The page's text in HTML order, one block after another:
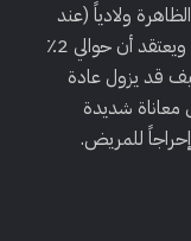
ولادياً (عند
الولادة)، ولكن يصبح واضحاً عند سن البلوغ. ويعتقد أن حوالي 2٪
قد يزول عادة
شديدة
للمريض.